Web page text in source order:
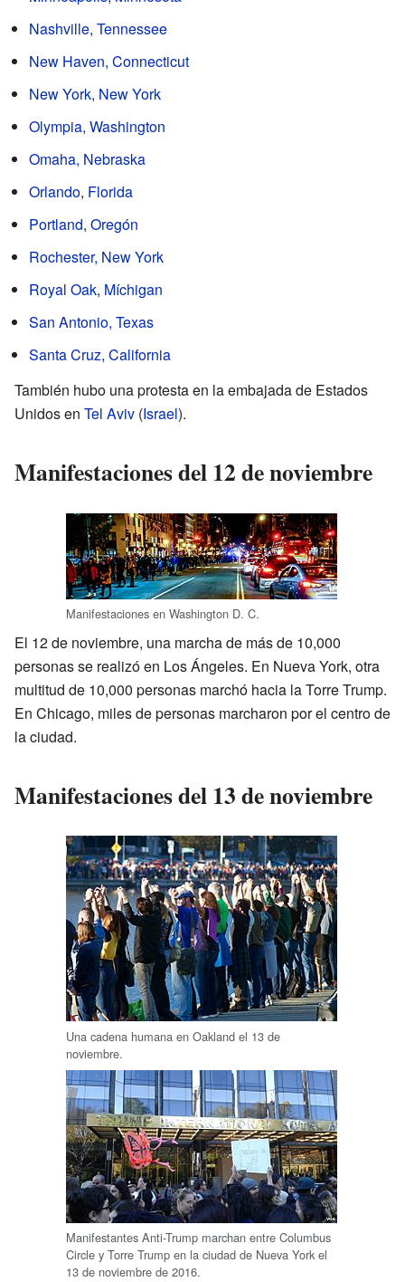
Nashville, Tennessee
New Haven, Connecticut
New York, New York
Olympia, Washington
Omaha, Nebraska
Orlando, Florida
Portland, Oregón
Rochester, New York
Royal Oak, Míchigan
San Antonio, Texas
Santa Cruz, California
También hubo una protesta en la embajada de Estados
Unidos en Tel Aviv (Israel).
Manifestaciones del 12 de noviembre
Manifestaciones en Washington D. C.
El 12 de noviembre, una marcha de más de 10,000
personas se realizó en Los Ángeles. En Nueva York, otra
multitud de 10,000 personas marchó hacia la Torre Trump.
En Chicago, miles de personas marcharon por el centro de
la ciudad.
Manifestaciones del 13 de noviembre
Una cadena humana en Oakland el 13 de
noviembre.
Manifestantes Anti-Trump marchan entre Columbus
Circle y Torre Trump en la ciudad de Nueva York el
13 de noviembre de 2016.